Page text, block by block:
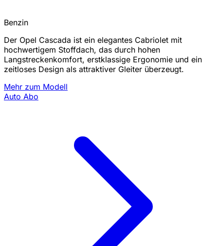
Benzin
Der Opel Cascada ist ein elegantes Cabriolet mit
hochwertigem Stoffdach, das durch hohen
Langstreckenkomfort, erstklassige Ergonomie und ein
zeitloses Design als attraktiver Gleiter überzeugt.
Mehr zum Modell
Auto Abo